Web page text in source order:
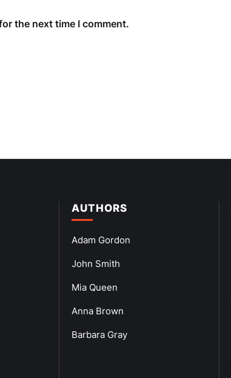
the next time I comment.
AUTHORS
Adam Gordon
John Smith
Mia Queen
Anna Brown
Barbara Gray